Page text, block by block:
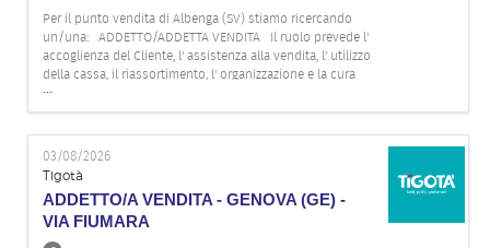
CV
Lingua
FR
Per il punto vendita di Albenga (SV) stiamo ricercando
un/una: ADDETTO/ADDETTA VENDITA Il ruolo prevede l'
accoglienza del Cliente, l' assistenza alla vendita, l' utilizzo
della cassa, il riassortimento, l' organizzazione e la cura
degli spazi espositivi e del magazzino. Il profilo ideale
dovrebbe possedere le seguenti caratteristiche:
...
03/08/2026
Tigotà
ADDETTO/A VENDITA - GENOVA (GE) -
VIA FIUMARA